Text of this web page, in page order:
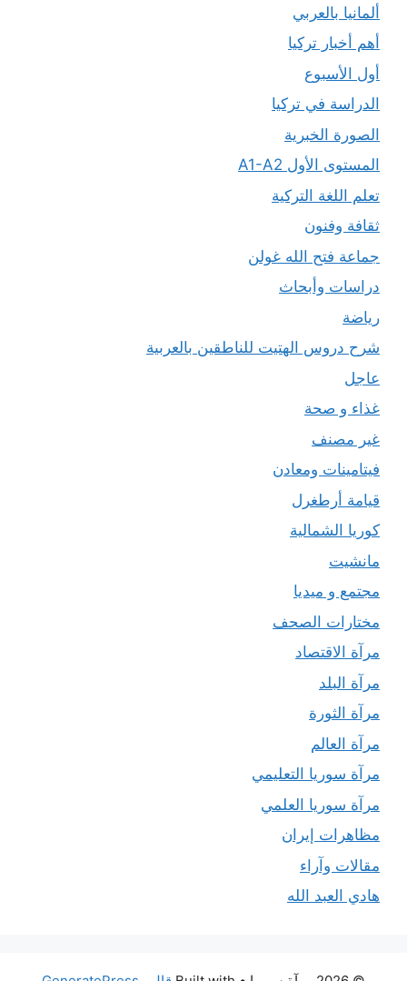
ألمانيا بالعربي
أهم أخبار تركيا
أول الأسبوع
الدراسة في تركيا
الصورة الخبرية
المستوى الأول A1-A2
تعلم اللغة التركية
ثقافة وفنون
جماعة فتح الله غولن
دراسات وأبحاث
رياضة
شرح دروس الهتيت للناطقين بالعربية
عاجل
غذاء و صحة
غير مصنف
فيتامينات ومعادن
قيامة أرطغرل
كوريا الشمالية
مانشيت
مجتمع و ميديا
مختارات الصحف
مرآة الاقتصاد
مرآة البلد
مرآة الثورة
مرآة العالم
مرآة سوريا التعليمي
مرآة سوريا العلمي
مظاهرات إيران
مقالات وآراء
هادي العبد الله